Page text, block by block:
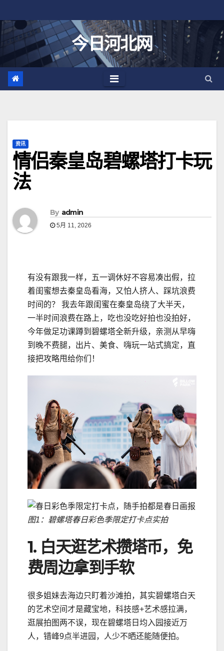
至
今日河北网
资讯
情侣秦皇岛碧螺塔打卡玩
法
By admin
5月 11, 2026
有没有跟我一样，五一调休好不容易凑出假，拉
着闺蜜想去秦皇岛看海，又怕人挤人、踩坑浪费
时间的？ 我去年跟闺蜜在秦皇岛绕了大半天，
一半时间浪费在路上，吃也没吃好拍也没拍好，
今年做足功课蹲到碧螺塔全新升级，亲测从早嗨
到晚不费腿，出片、美食、嗨玩一站式搞定，直
接把攻略甩给你们！
图1：碧螺塔春日彩色季限定打卡点实拍
1. 白天逛艺术攒塔币，免
费周边拿到手软
很多姐妹去海边只盯着沙滩拍，其实碧螺塔白天
的艺术空间才是藏宝地，科技感+艺术感拉满，
逛展拍图两不误，现在碧螺塔日均入园接近万
人，错峰9点半进园，人少不晒还能随便拍。